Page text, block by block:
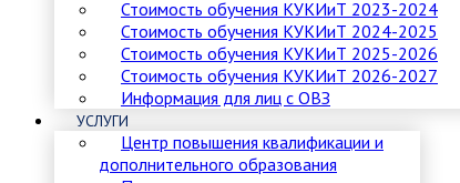
Стоимость обучения КУКИиТ 2023-2024
Стоимость обучения КУКИиТ 2024-2025
Стоимость обучения КУКИиТ 2025-2026
Стоимость обучения КУКИиТ 2026-2027
Информация для лиц с ОВЗ
УСЛУГИ
Центр повышения квалификации и
дополнительного образования